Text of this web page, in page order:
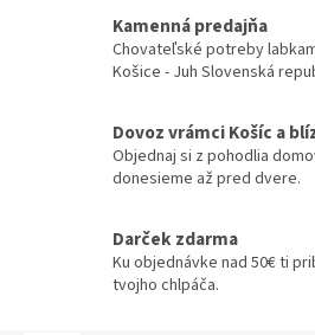
Kamenná predajňa
Chovateľské potreby
Košice - Juh Slovenská
Dovoz vrámci Košíc a
Objednaj si z pohodlia
donesieme až pred dvere.
Darček zdarma
Ku objednávke nad 50€ ti
tvojho chlpáča.